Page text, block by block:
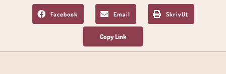
Facebook Email SkrivUt